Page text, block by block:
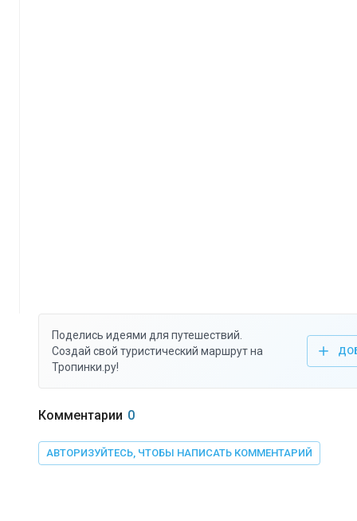
Поделись идеями для путешествий.
Создай свой туристический маршрут на
Тропинки.ру!
Комментарии 0
АВТОРИЗУЙТЕСЬ, ЧТОБЫ НАПИСАТЬ КОММЕНТАРИЙ